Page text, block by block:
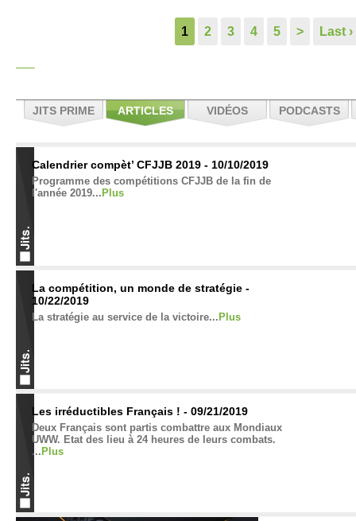
1 2 3 4 5 > Last ›
JITS PRIME ARTICLES VIDÉOS PODCASTS
Calendrier compèt’ CFJJB 2019 - 10/10/2019
Programme des compétitions CFJJB de la fin de
l'année 2019... Plus
La compétition, un monde de stratégie -
10/22/2019
La stratégie au service de la victoire... Plus
Les irréductibles Français ! - 09/21/2019
Deux Français sont partis combattre aux Mondiaux
UWW. Etat des lieu à 24 heures de leurs combats.
... Plus